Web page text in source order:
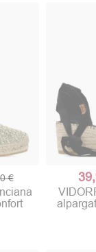
€